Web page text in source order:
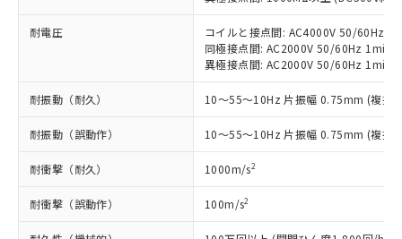
耐電圧
コイルと接点間: AC4000V 50/60Hz
同極接点間: AC2000V 50/60Hz 1min
異極接点間: AC2000V 50/60Hz 1min
耐振動（耐久） 10～55～10Hz 片振幅 0.75mm (複振
耐振動（誤動作） 10～55～10Hz 片振幅 0.75mm (複振
耐衝撃（耐久） 1000m/s2
耐衝撃（誤動作） 100m/s2
当社制御機器事業取扱商品の中には、
本サービスの対象外となる商品もある
ことをご了承ください。
在庫状況および標準価格照会結果は、
タに基づき作成されるものであり、閲
覧された時点での実際の在庫および標
正式な納期状況および標準価格はお客
様のお取引先、またはお客様担当のオ
ムロン制御機器販売店・当社販売員に
害物質有無と関係のない商品です。
仕入先様の事情により、非含有部品として
いたものが、含有品と判明した場合などや
むを得ず変更することがあります。
*EU RoHS指令（10物質）：
鉛(Pb) 1000ppm以下、 水銀(Hg) 1000ppm以下、 カド
ミウム(Cd) 100ppm以下、
六価クロム(Cr(Ⅵ)) 1000ppm以下、ポリ臭化ビフェニル
類(PBB) 1000ppm以下、ポリ臭化ジフェニルエーテル類
(PBDE) 1000ppm以下、フタル酸ビス(2-エチルヘキシ
ル) (DEHP)(別名：DOP) 1000ppm以下、フタル酸ブチ
（DBP） 1000ppm以下、フタル酸ジイソブチル
但し、RoHS指令で産業用監視および制御機器に対する
基準値を超えていることを示します。
「－」：未確認です。当社販売部門へお問
*中国RoHS10物質の基準値 (GB/T26572)：
Pb(鉛) :1000ppm、 Hg(水銀) : 1000ppm、 Cd(カドミウ
ム) : 100ppm、
Cr(Ⅵ)(六価クロム) : 1000ppm、 PBBs(ポリ臭化ビフェ
ニル類) : 1000ppm、 PBDEs(ポリ臭化ジフェニルエーテ
DBP(フタル酸ジブチル) : 1000ppm、 DIBP(フタル酸ジ
イソブチル) : 1000ppm、 BBP(フタル酸ブチルベンジ
当社は、これら貴社製品のうち、外国
為替および外国貿易法に定める商品
（以下｢規制貨物等」という）を輸出
または国外への提供する場合は、日本
国政府の輸出許可(または役務取引許
可)を取得するなどの必要な手続きを
当社は規制貨物を破棄する場合は、完
全に破砕するなど、違法に輸出されな
いよう必要な手段を講じます。
当社は貴社製品を、核兵器、ミサイ
記
号
○ 一定数以上の在庫あり
△ 一定数には満たないが在庫あり